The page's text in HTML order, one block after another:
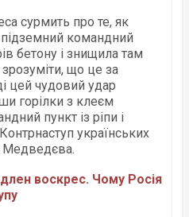
сурмить про те, як
командний
бетону і знищила там
що це за
цей чудовий удар
горілки з клеєм
пункт із ріпи і
українських
Медведєва.
воскрес. Чому Росія